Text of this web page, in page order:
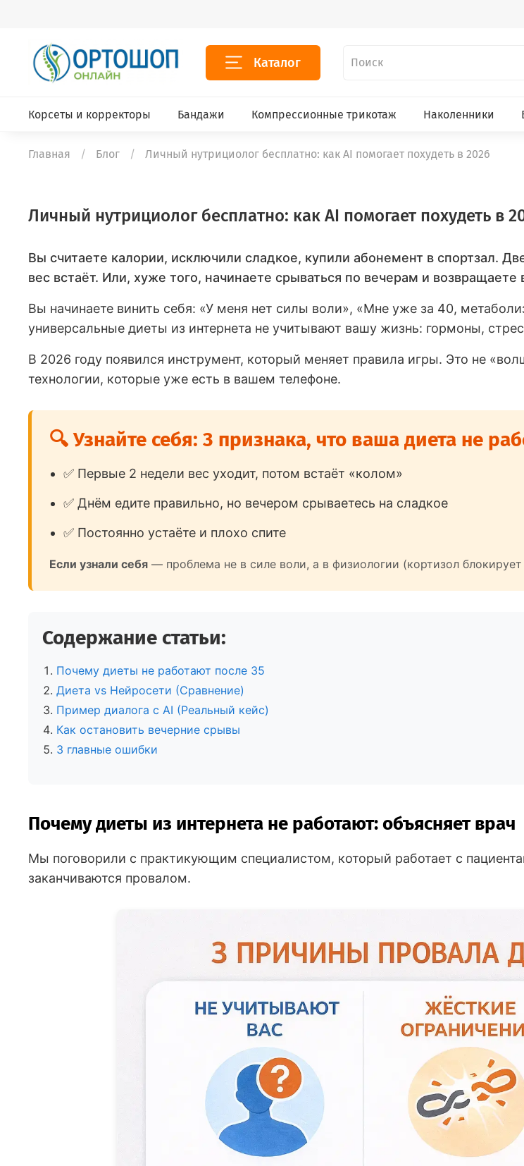
Каталог
Корсеты и корректоры Бандажи Компрессионные трикотаж Наколенники
Главная Блог Личный нутрициолог бесплатно: как AI помогает похудеть в 2026
Личный нутрициолог бесплатно: как AI помогает похудеть в
Вы считаете калории, исключили сладкое, купили абонемент в спортзал.
вес встаёт. Или, хуже того, начинаете срываться по вечерам и возвращаете
Вы начинаете винить себя: «У меня нет силы воли», «Мне уже за 40,
универсальные диеты из интернета не учитывают вашу жизнь: гормоны,
В 2026 году появился инструмент, который меняет правила игры. Это не
технологии, которые уже есть в вашем телефоне.
🔍 Узнайте себя: 3 признака, что ваша диета не
✅ Первые 2 недели вес уходит, потом встаёт «колом»
✅ Днём едите правильно, но вечером срываетесь на сладкое
✅ Постоянно устаёте и плохо спите
Если узнали себя — проблема не в силе воли, а в физиологии (кортизол
Содержание статьи:
Почему диеты не работают после 35
Диета vs Нейросети (Сравнение)
Пример диалога с AI (Реальный кейс)
Как остановить вечерние срывы
3 главные ошибки
Почему диеты из интернета не работают: объясняет врач
Мы поговорили с практикующим специалистом, который работает с
заканчиваются провалом.